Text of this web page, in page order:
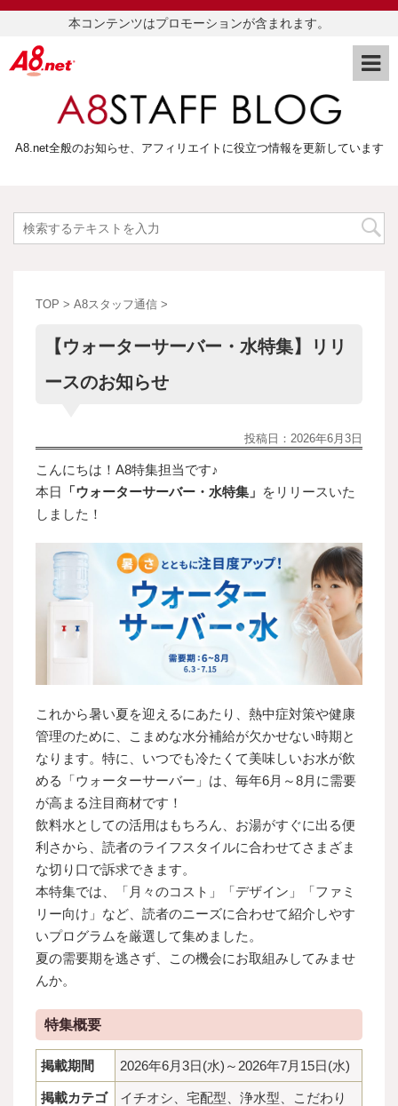
本コンテンツはプロモーションが含まれます。
A8.net全般のお知らせ、アフィリエイトに役立つ情報を更新しています
TOP > A8スタッフ通信 >
【ウォーターサーバー・水特集】リリ
ースのお知らせ
投稿日： 2026年6月3日
こんにちは！A8特集担当です♪
本日
「ウォーターサーバー・水特集」 をリリースいた
しました！
これから暑い夏を迎えるにあたり、熱中症対策や健康
管理のために、こまめな水分補給が欠かせない時期と
なります。特に、いつでも冷たくて美味しいお水が飲
める「ウォーターサーバー」は、毎年6月～8月に需要
が高まる注目商材です！
飲料水としての活用はもちろん、お湯がすぐに出る便
利さから、読者のライフスタイルに合わせてさまざま
な切り口で訴求できます。
本特集では、「月々のコスト」「デザイン」「ファミ
リー向け」など、読者のニーズに合わせて紹介しやす
いプログラムを厳選して集めました。
夏の需要期を逃さず、この機会にお取組みしてみませ
んか。
特集概要
掲載期間 2026年6月3日(水)～2026年7月15日(水)
掲載カテゴ
イチオシ、宅配型、浄水型、こだわり